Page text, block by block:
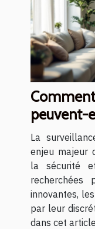
peuvent-
sécurité
La
enjeu majeur
la sécurité
recherchées
innovantes,
par leur
dans cet